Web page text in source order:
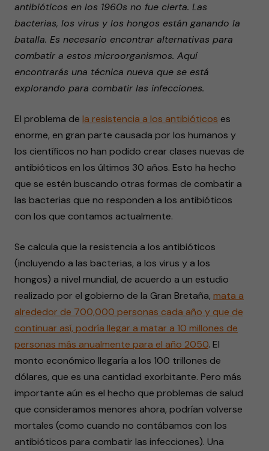
antibióticos en los 1960s no fue cierta. Las
bacterias, los virus y los hongos están ganando la
batalla. Es necesario encontrar alternativas para
combatir a estos microorganismos. Aquí
encontrarás una técnica nueva que se está
explorando para combatir las infecciones.
El problema de la resistencia a los antibióticos es
enorme, en gran parte causada por los humanos y
los científicos no han podido crear clases nuevas de
antibióticos en los últimos 30 años. Esto ha hecho
que se estén buscando otras formas de combatir a
las bacterias que no responden a los antibióticos
con los que contamos actualmente.
Se calcula que la resistencia a los antibióticos
(incluyendo a las bacterias, a los virus y a los
hongos) a nivel mundial, de acuerdo a un estudio
realizado por el gobierno de la Gran Bretaña, mata a
alrededor de 700,000 personas cada año y que de
continuar así, podría llegar a matar a 10 millones de
personas más anualmente para el año 2050. El
monto económico llegaría a los 100 trillones de
dólares, que es una cantidad exorbitante. Pero más
importante aún es el hecho que problemas de salud
que consideramos menores ahora, podrían volverse
mortales (como cuando no contábamos con los
antibióticos para combatir las infecciones). Una